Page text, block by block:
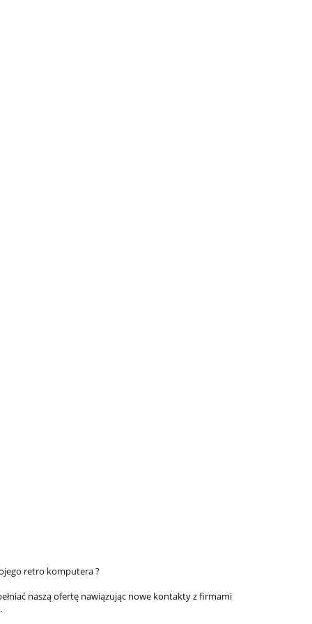
retro komputera ?
naszą ofertę nawiązując nowe kontakty z firmami